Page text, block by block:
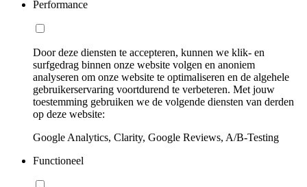
Performance
Door deze diensten te accepteren, kunnen we klik- en
surfgedrag binnen onze website volgen en anoniem
analyseren om onze website te optimaliseren en de algehele
gebruikerservaring voortdurend te verbeteren. Met jouw
toestemming gebruiken we de volgende diensten van derden
op deze website:
Google Analytics, Clarity, Google Reviews, A/B-Testing
Functioneel